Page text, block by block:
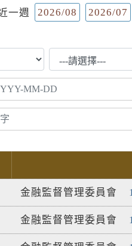
一週 2026/08 2026/07
金融監督管理委員會
金融監督管理委員會